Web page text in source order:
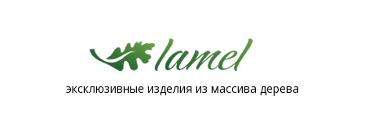
эксклюзивные изделия из массива дерева